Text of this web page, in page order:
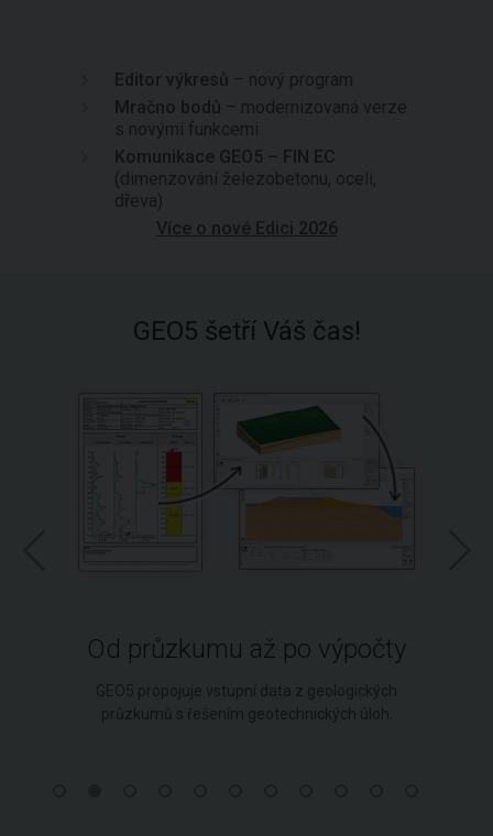
Editor výkresů – nový program
Mračno bodů – modernizovaná verze
s novými funkcemi
Komunikace GEO5 – FIN EC
(dimenzování železobetonu, oceli,
dřeva)
Více o nové Edici 2026
GEO5 šetří Váš čas!
Od průzkumu až po výpočty
GEO5 propojuje vstupní data z geologických
průzkumů s řešením geotechnických úloh.